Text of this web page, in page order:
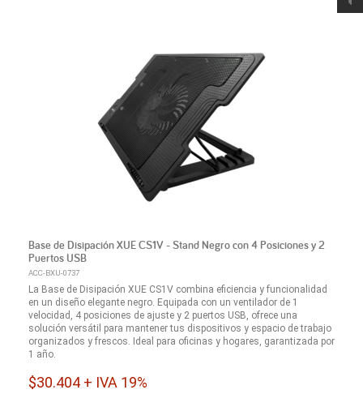
Base de Disipación XUE CS1V - Stand Negro con 4 Posiciones y 2
Puertos USB
ACC-BXU-0737
La Base de Disipación XUE CS1V combina eficiencia y funcionalidad
en un diseño elegante negro. Equipada con un ventilador de 1
velocidad, 4 posiciones de ajuste y 2 puertos USB, ofrece una
solución versátil para mantener tus dispositivos y espacio de trabajo
organizados y frescos. Ideal para oficinas y hogares, garantizada por
1 año.
$30.404 + IVA 19%